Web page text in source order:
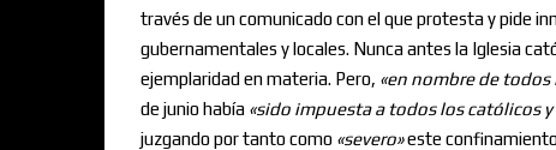
través de un comunicado con el que protesta y pide
gubernamentales y locales. Nunca antes la Iglesia
ejemplaridad en materia. Pero, «en nombre de todos
de junio había «sido impuesta a todos los católicos
juzgando por tanto como «severo»este